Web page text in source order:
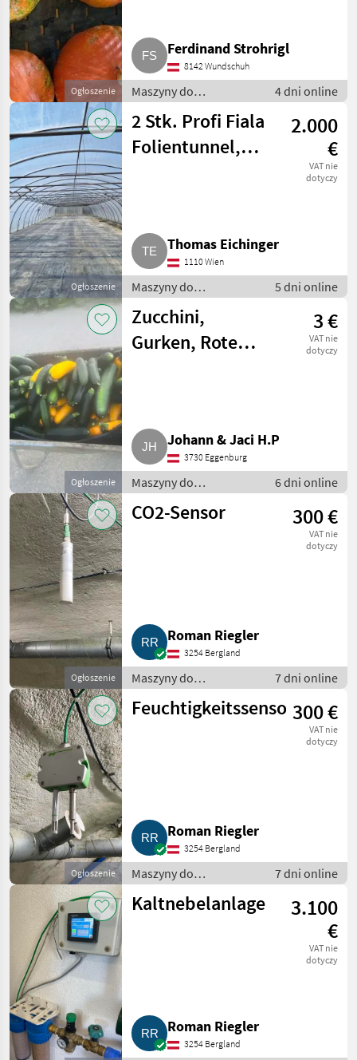
Erme
1
Kverneland
1
Miedema
1
MARKETPLACE
Marketplace
Oferty
dealerów
Ogłoszenie
Ferdinand Strohrigl
8142 Wundschuh
Maszyny do
warzywnictwa / Inne
maszyny do
warzywnictwa
4 dni online
Ogłoszenie
2 Stk. Profi Fiala
Folientunnel,
2.000
€
VAT nie
dotyczy
Thomas Eichinger
1110 Wien
Maszyny do
warzywnictwa / Inne
maszyny do
warzywnictwa
5 dni online
Ogłoszenie
Zucchini,
Gurken, Rote
3 €
VAT nie
dotyczy
Johann & Jaci H.P
3730 Eggenburg
Maszyny do
warzywnictwa / Inne
maszyny do
6 dni online
Ogłoszenie
CO2-Sensor 300 €
VAT nie
dotyczy
Roman Riegler
3254 Bergland
Maszyny do
warzywnictwa / Inne
maszyny do
7 dni online
Ogłoszenie
Feuchtigkeitssensor300 €
VAT nie
dotyczy
Roman Riegler
3254 Bergland
Maszyny do
warzywnictwa / Inne
maszyny do
7 dni online
Kaltnebelanlage
3.100
€
VAT nie
dotyczy
Roman Riegler
3254 Bergland